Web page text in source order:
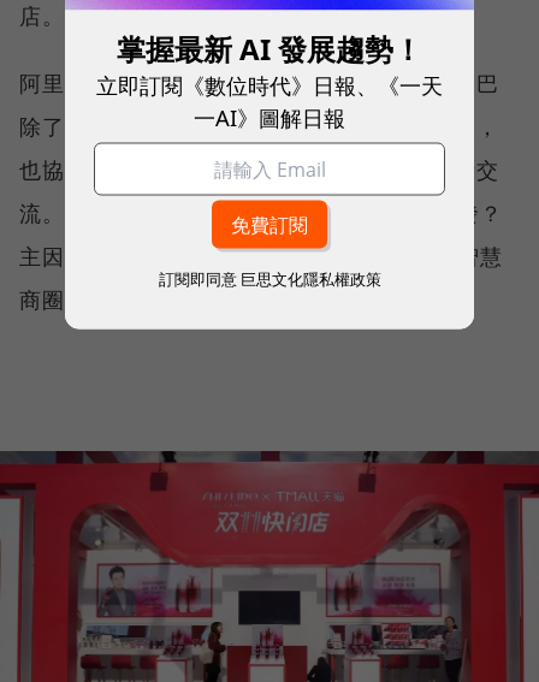
店。
阿里巴巴集團首席市場官董本洪認為，阿里巴巴
除了運用數據能力為線下零售店帶來改造升級，
也協助品牌在線下以有趣互動的方式與消費者交
流。而為什麼這樣的新零售會特別在雙11迸發？
主因是今年雙11第一次碰上週末，透過打造智慧
商圈，也增加消費者的體驗機會。
掌握最新 AI 發展趨勢！
立即訂閱《數位時代》日報、《一天
一AI》圖解日報
訂閱即同意 巨思文化隱私權政策